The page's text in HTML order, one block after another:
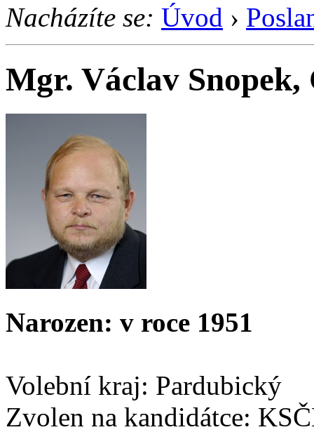
Nacházíte se: Úvod ›
Mgr. Václav Snopek,
Narozen: v roce 1951
Volební kraj: Pardubický
Zvolen na kandidátce: